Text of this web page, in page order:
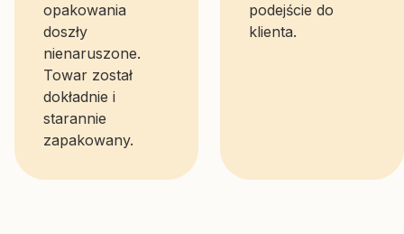
opakowania
doszły
nienaruszone.
Towar został
dokładnie i
starannie
zapakowany.
podejście do
klienta.